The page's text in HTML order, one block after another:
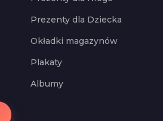
Prezenty dla Dziecka
Okładki magazynów
Plakaty
Albumy